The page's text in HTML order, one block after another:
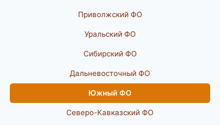
Приволжский ФО
Уральский ФО
Сибирский ФО
Дальневосточный ФО
Южный ФО
Северо-Кавказский ФО